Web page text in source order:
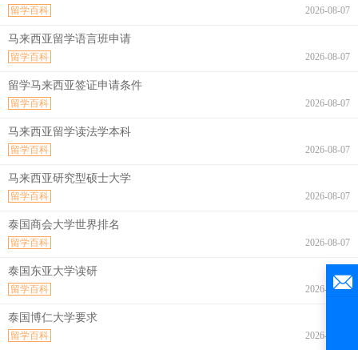
2026-08-07
留学百科
马来西亚留学语言班申请
2026-08-07
留学百科
留学马来西亚签证申请条件
2026-08-07
留学百科
马来西亚留学读法学本科
2026-08-07
留学百科
马来西亚研究型硕士大学
2026-08-07
留学百科
泰国商会大学世界排名
2026-08-07
留学百科
泰国东亚大学读研
2026-08-07
留学百科
泰国博仁大学要求
2026-08-07
留学百科